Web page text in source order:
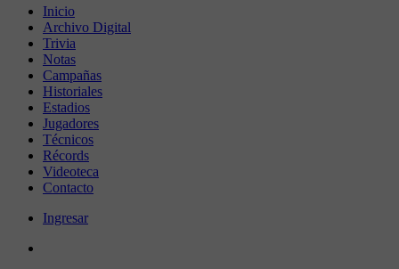
Inicio
Archivo Digital
Trivia
Notas
Campañas
Historiales
Estadios
Jugadores
Técnicos
Récords
Videoteca
Contacto
Ingresar